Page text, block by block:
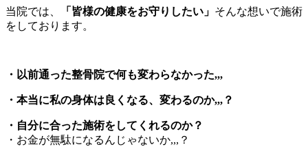
当院では、 「皆様の健康をお守りしたい」 そんな想いで施術
をしております。
・以前通った整骨院で何も変わらなかった,,,
・本当に私の身体は良くなる、変わるのか,,, ？
・自分に合った施術をしてくれるのか？
・お金が無駄になるんじゃないか,,,？